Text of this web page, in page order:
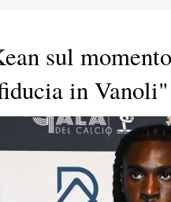
sul
in Vanoli"